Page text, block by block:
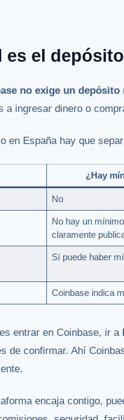
es el
no exige un
a ingresar dinero o
en España hay que
¿Hay
No
No hay un
claramente
Sí puede haber
Coinbase indica
entrar en Coinbase, ir a
de confirmar. Ahí
encaja contigo,